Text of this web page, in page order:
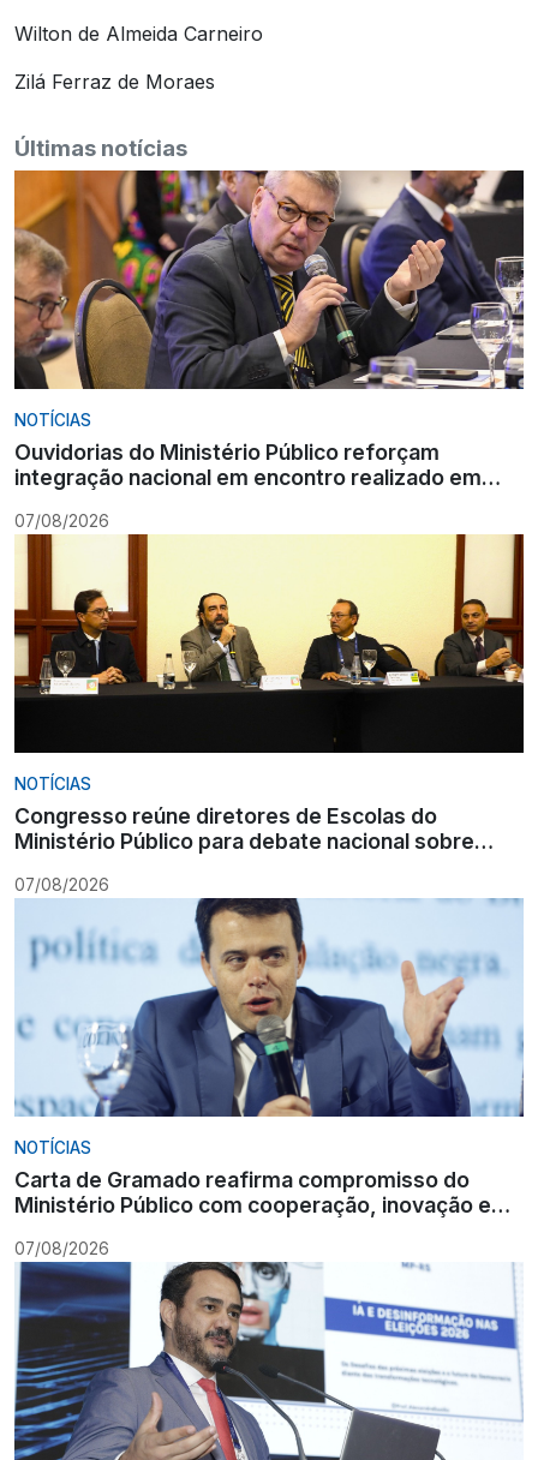
Wilton de Almeida Carneiro
Zilá Ferraz de Moraes
Últimas notícias
NOTÍCIAS
Ouvidorias do Ministério Público reforçam
integração nacional em encontro realizado em
07/08/2026
NOTÍCIAS
Congresso reúne diretores de Escolas do
Ministério Público para debate nacional sobre
07/08/2026
NOTÍCIAS
Carta de Gramado reafirma compromisso do
Ministério Público com cooperação, inovação e
07/08/2026